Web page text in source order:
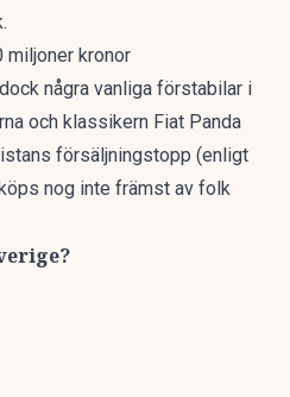
miljoner kronor
några vanliga förstabilar i
och klassikern Fiat Panda
försäljningstopp (enligt
nog inte främst av folk